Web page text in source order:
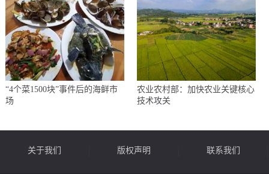
“4个菜1500块”事件后的海鲜市
场
农业农村部：加快农业关键核心
技术攻关
关于我们 版权声明 联系我们